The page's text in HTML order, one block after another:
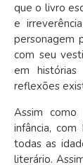
que o livro
e
personagem
com seu
em
reflexões
Assim como
infância,
todas as
literário.